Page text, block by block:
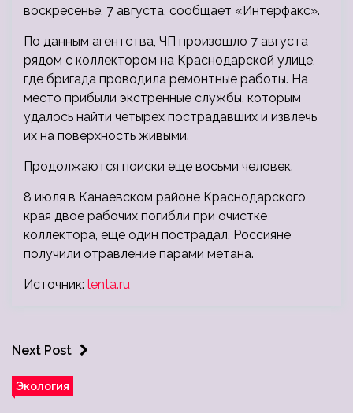
воскресенье, 7 августа, сообщает «Интерфакс».
По данным агентства, ЧП произошло 7 августа
рядом с коллектором на Краснодарской улице,
где бригада проводила ремонтные работы. На
место прибыли экстренные службы, которым
удалось найти четырех пострадавших и извлечь
их на поверхность живыми.
Продолжаются поиски еще восьми человек.
8 июля в Канаевском районе Краснодарского
края двое рабочих погибли при очистке
коллектора, еще один пострадал. Россияне
получили отравление парами метана.
Источник: lenta.ru
Next Post
Экология